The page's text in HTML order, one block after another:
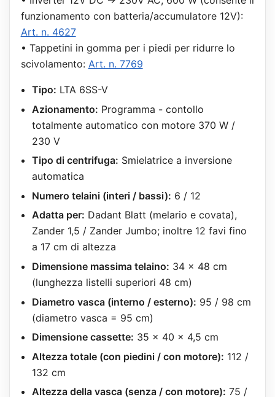
funzionamento con batteria/accumulatore 12V):
Art. n. 4627
• Tappetini in gomma per i piedi per ridurre lo
scivolamento: Art. n. 7769
Tipo: LTA 6SS-V
Azionamento: Programma - contollo
totalmente automatico con motore 370 W /
230 V
Tipo di centrifuga: Smielatrice a inversione
automatica
Numero telaini (interi / bassi): 6 / 12
Adatta per: Dadant Blatt (melario e covata),
Zander 1,5 / Zander Jumbo; inoltre 12 favi fino
a 17 cm di altezza
Dimensione massima telaino: 34 x 48 cm
(lunghezza listelli superiori 48 cm)
Diametro vasca (interno / esterno): 95 / 98 cm
(diametro vasca = 95 cm)
Dimensione cassette: 35 x 40 x 4,5 cm
Altezza totale (con piedini / con motore): 112 /
132 cm
Altezza della vasca (senza / con motore): 75 /